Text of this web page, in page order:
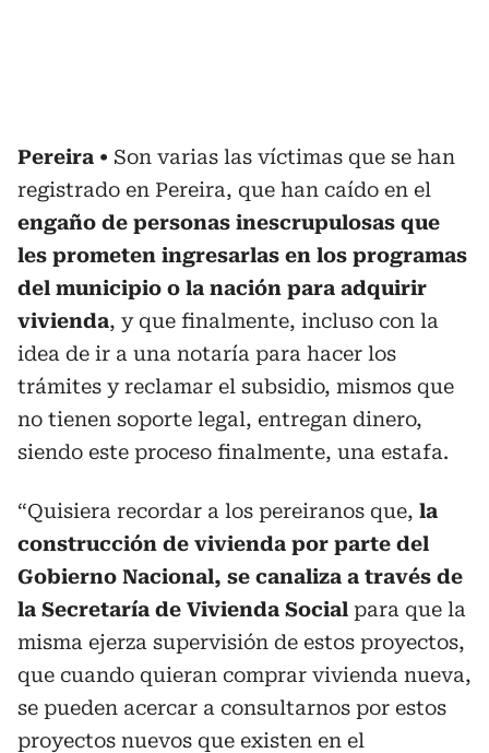
Pereira
Son varias las víctimas que se han
registrado en Pereira, que han caído en el
engaño de personas inescrupulosas que
les prometen ingresarlas en los programas
del municipio o la nación para adquirir
vivienda, y que finalmente, incluso con la
idea de ir a una notaría para hacer los
trámites y reclamar el subsidio, mismos que
no tienen soporte legal, entregan dinero,
siendo este proceso finalmente, una estafa.
“Quisiera recordar a los pereiranos que, la
construcción de vivienda por parte del
Gobierno Nacional, se canaliza a través de
la Secretaría de Vivienda Social para que la
misma ejerza supervisión de estos proyectos,
que cuando quieran comprar vivienda nueva,
se pueden acercar a consultarnos por estos
proyectos nuevos que existen en el